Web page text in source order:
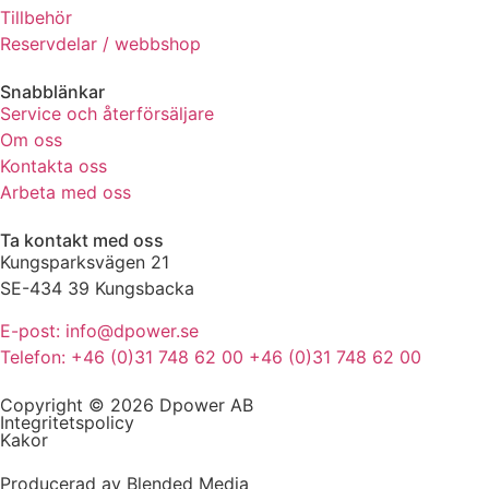
Tillbehör
Reservdelar / webbshop
Snabblänkar
Service och återförsäljare
Om oss
Kontakta oss
Arbeta med oss
Ta kontakt med oss
Kungsparksvägen 21
SE-434 39 Kungsbacka
E-post: info@dpower.se
Telefon: +46 (0)31 748 62 00 +46 (0)31 748 62 00
Copyright © 2026 Dpower AB
Integritetspolicy
Kakor
Producerad av Blended Media
de här
kakorna
funktionalitet
att försvinna
hemsidan.
Genom att dela
med dig av dina
intressen och ditt
surfar ökar du
chansen att få se
anpassat innehåll
och erbjudanden.